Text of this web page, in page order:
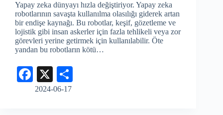
Yapay zeka dünyayı hızla değiştiriyor. Yapay zeka
robotlarının savaşta kullanılma olasılığı giderek artan
bir endişe kaynağı. Bu robotlar, keşif, gözetleme ve
lojistik gibi insan askerler için fazla tehlikeli veya zor
görevleri yerine getirmek için kullanılabilir. Öte
yandan bu robotların kötü…
Fa
ce
X
2024-06-17